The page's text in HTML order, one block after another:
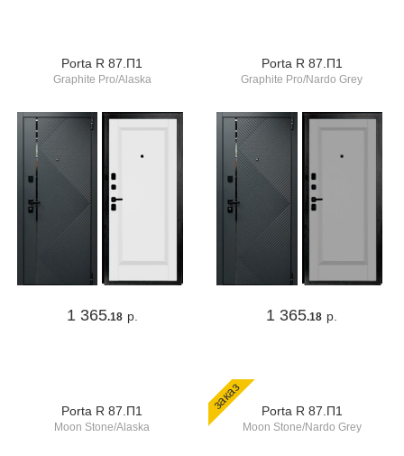
Porta R 87.П1
Graphite Pro/Alaska
1 365.18 р.
Porta R 87.П1
Graphite Pro/Nardo Grey
1 365.18 р.
Porta R 87.П1
Moon Stone/Alaska
заказ Porta R 87.П1
Moon Stone/Nardo Grey